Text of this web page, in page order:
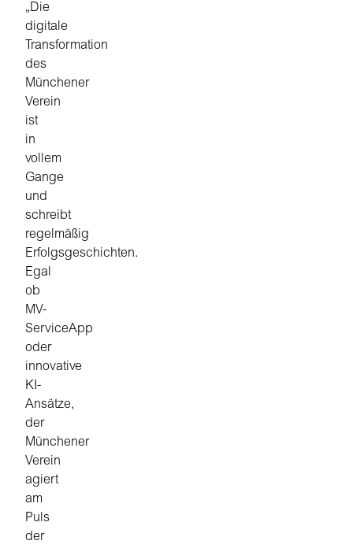
„Die
digitale
Transformation
des
Münchener
Verein
ist
in
vollem
Gange
und
schreibt
regelmäßig
Erfolgsgeschichten.
Egal
ob
MV-
ServiceApp
oder
innovative
KI-
Ansätze,
der
Münchener
Verein
agiert
am
Puls
der